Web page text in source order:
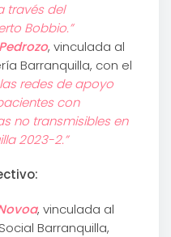
través del
Bobbio.”
, vinculada al
Barranquilla, con el
redes de apoyo
con
no transmisibles en
2023-2.”
, vinculada al
Barranquilla,